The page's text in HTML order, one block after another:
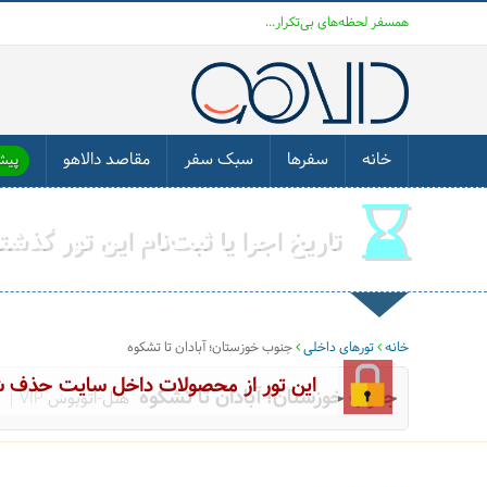
همسفر لحظه‌های بی‌تکرار...
خانه سفرها سبک سفر مقاصد دالاهو
تاریخ اجرا یا ثبت‌نام این تور
خانه تورهای داخلی جنوب خوزستان؛ آبادان تا تشکوه
جنوب خوزستان؛ آبادان تا تشکوه هتل-اتوبوس VIP
این تور از محصولات داخل سایت